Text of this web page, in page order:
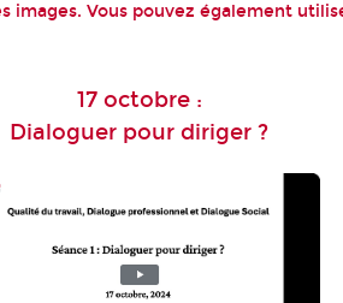
images. Vous pouvez également
17 octobre :
Dialoguer pour diriger ?